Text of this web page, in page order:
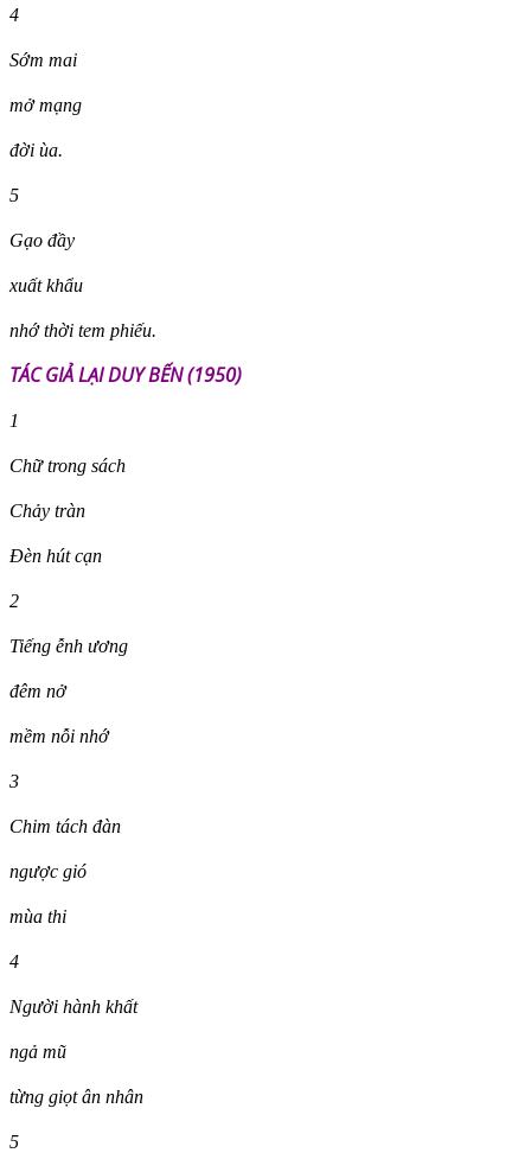
4
Sớm mai
mở mạng
đời ùa.
5
Gạo đầy
xuất khẩu
nhớ thời tem phiếu.
TÁC GIẢ LẠI DUY BẾN (1950)
1
Chữ trong sách
Chảy tràn
Đèn hút cạn
2
Tiếng ễnh ương
đêm nở
mềm nỗi nhớ
3
Chim tách đàn
ngược gió
mùa thi
4
Người hành khất
ngả mũ
từng giọt ân nhân
5